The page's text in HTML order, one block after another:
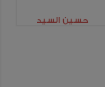
حسين السيد